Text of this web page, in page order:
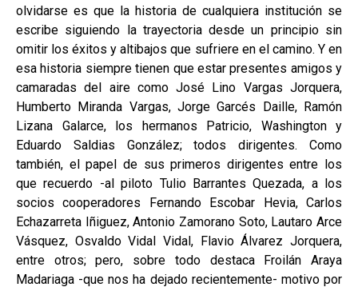
olvidarse es que la historia de cualquiera institución se
escribe siguiendo la trayectoria desde un principio sin
omitir los éxitos y altibajos que sufriere en el camino. Y en
esa historia siempre tienen que estar presentes amigos y
camaradas del aire como José Lino Vargas Jorquera,
Humberto Miranda Vargas, Jorge Garcés Daille, Ramón
Lizana Galarce, los hermanos Patricio, Washington y
Eduardo Saldias González; todos dirigentes. Como
también, el papel de sus primeros dirigentes entre los
que recuerdo -al piloto Tulio Barrantes Quezada, a los
socios cooperadores Fernando Escobar Hevia, Carlos
Echazarreta Iñiguez, Antonio Zamorano Soto, Lautaro Arce
Vásquez, Osvaldo Vidal Vidal, Flavio Álvarez Jorquera,
entre otros; pero, sobre todo destaca Froilán Araya
Madariaga -que nos ha dejado recientemente- motivo por